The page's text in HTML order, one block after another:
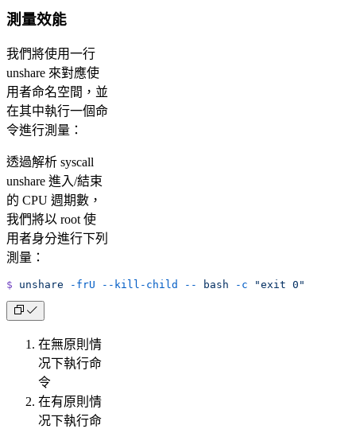
測量效能
我們將使用一行
unshare 來對應使
用者命名空間，並
在其中執行一個命
令進行測量：
透過解析 syscall
unshare 進入/結束
的 CPU 週期數，
我們將以 root 使
用者身分進行下列
測量：
$ unshare -frU --kill-child -- bash -c "exit 0"
在無原則情
况下執行命
令
在有原則情
况下執行命